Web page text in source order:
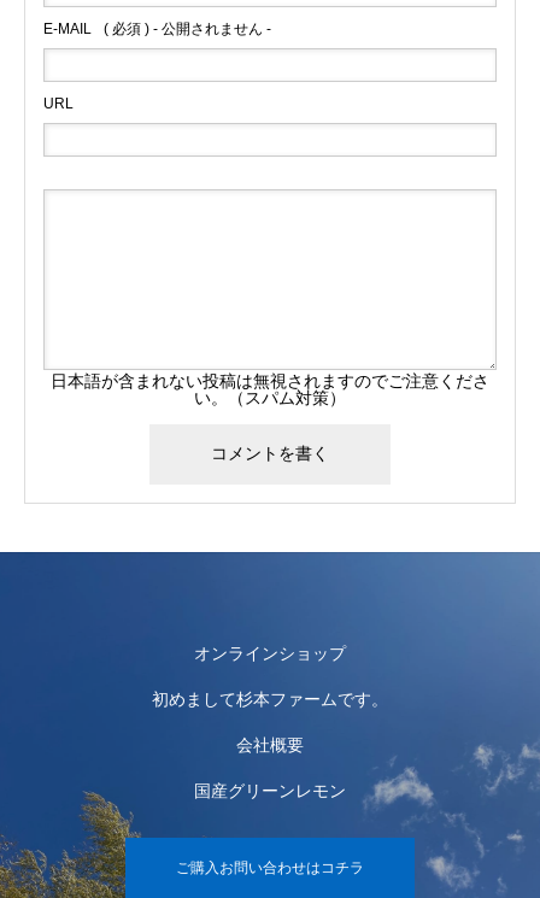
E-MAIL ( 必須 ) - 公開されません -
URL
日本語が含まれない投稿は無視されますのでご注意くださ
い。（スパム対策）
オンラインショップ
初めまして杉本ファームです。
会社概要
国産グリーンレモン
ご購入お問い合わせはコチラ